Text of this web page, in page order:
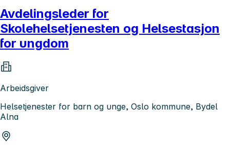
Avdelingsleder for
Skolehelsetjenesten og Helsestasjon
for ungdom
Arbeidsgiver
Helsetjenester for barn og unge, Oslo kommune, Bydel
Alna